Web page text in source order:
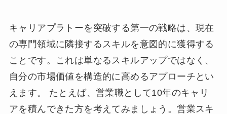
キャリアプラトーを突破する第一の戦略は、現在
の専門領域に隣接するスキルを意図的に獲得する
ことです。これは単なるスキルアップではなく、
自分の市場価値を構造的に高めるアプローチとい
えます。 たとえば、営業職として10年のキャリ
アを積んできた方を考えてみましょう。営業スキ